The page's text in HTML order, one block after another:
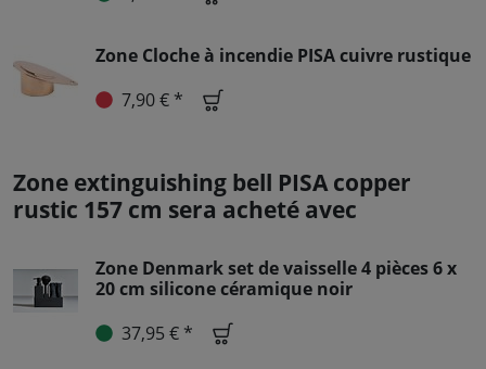
Zone Cloche à incendie PISA cuivre rustique
7,90 € *
Zone extinguishing bell PISA copper
rustic 157 cm sera acheté avec
Zone Denmark set de vaisselle 4 pièces 6 x
20 cm silicone céramique noir
37,95 € *